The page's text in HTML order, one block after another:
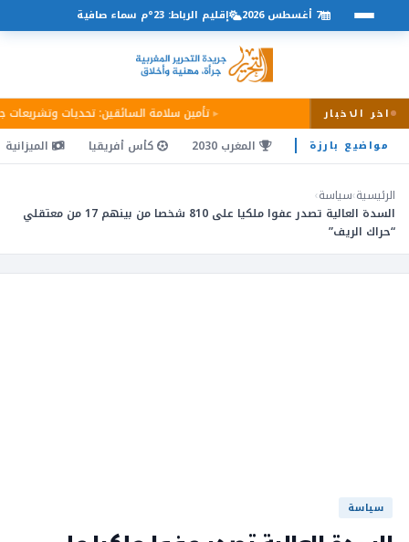
اخر الاخبار تأمين سلامة السائقين: تحديات وتشريعات
7 أغسطس 2026 إقليم الرباط: 23°م سماء صافية
مواضيع بارزة المغرب 2030 كأس أفريقيا الميزانية
الرئيسية›سياسة›
السدة العالية تصدر عفوا ملكيا على 810 شخصا من بينهم 17 من معتقلي
“حراك الريف”
سياسة